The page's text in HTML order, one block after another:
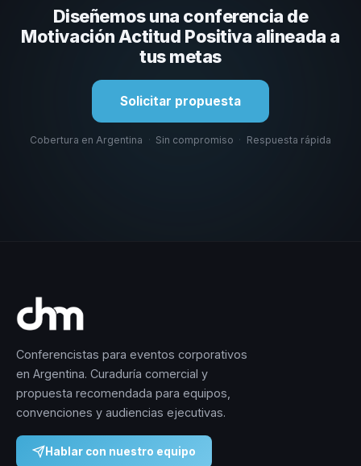
organización. En CHM Argentina te ayudamos a hacer
esa selección.
Diseñemos una conferencia de
Motivación Actitud Positiva alineada a
tus metas
Solicitar propuesta
Cobertura en Argentina · Sin compromiso · Respuesta rápida
Conferencistas para eventos corporativos
en Argentina. Curaduría comercial y
propuesta recomendada para equipos,
convenciones y audiencias ejecutivas.
Hablar con nuestro equipo